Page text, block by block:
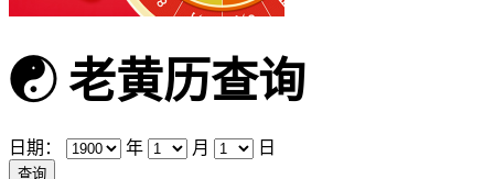
☯老黄历查询
日期： 年 月 日